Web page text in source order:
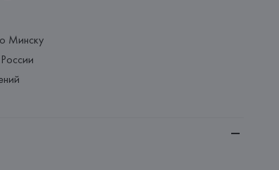
Минску